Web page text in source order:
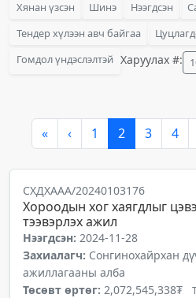
Хянан үзсэн
Шинэ Нээгдсэн
Тендер хүлээн авч байгаа
Гомдол үндэслэлтэй Харуулах #:
« ‹ 1 2 3 4
СХДХААА/20240103176
Хороодын хог хаягдлыг
тээвэрлэх ажил
Нээгдсэн: 2024-11-28
Захиалагч: Сонгинохайрхан
ажиллагааны алба
Төсөвт өртөг: 2,072,545,338₮